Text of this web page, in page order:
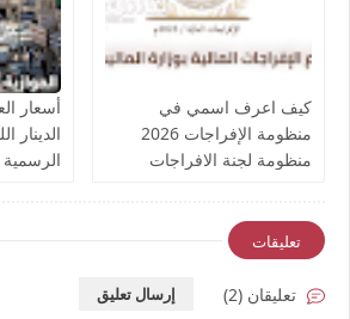
كيف اعرف اسمي في
منظومة الإفراجات 2026
منظومة لجنة الافراجات
تعيين 2727 موظف
أسعار
الدينار
الرسمية
تعليقات
تعليقان (2) إرسال تعليق